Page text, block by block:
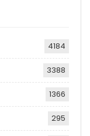
4184
3388
1366
295